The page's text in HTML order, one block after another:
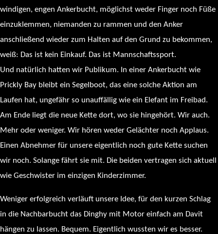
windigen, engen Ankerbucht, möglichst weder Finger noch Füße
einzuklemmen, niemanden zu rammen und den Anker
anschließend wieder zum Halten auf den Grund zu bekommen,
weiß: Das ist kein Einkauf. Das ist Mannschaftssport.
Und natürlich hatten wir Publikum. In einer Ankerbucht wie
Prickly Bay bleibt ein Segelboot, das eine solche Aktion am
Laufen hat, ungefähr so unauffällig wie ein Elefant im Freibad.
Am Ende liegt die neue Kette dort, wo sie hingehört. Wir auch.
Mehr oder weniger. Wir hören weder Gelächter noch Applaus.
Einen Abnehmer für unsere eigentlich noch gute Kette suchen
wir noch. Solange fährt sie mit. Die beiden vertragen sich aktuell
wie Geschwister im einzigen Kinderzimmer.
Weniger erfolgreich verläuft unsere Idee, für den kurzen Schlag
in die Nachbarbucht das Dinghy mit Motor einfach am Davit
hängen zu lassen. Bequem. Eigentlich wussten wir es besser.